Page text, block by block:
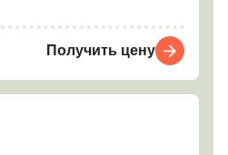
Получить цену